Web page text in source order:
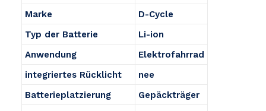
Marke
D-Cycle
Typ der Batterie
Li-ion
Anwendung
Elektrofahrrad
integriertes Rücklicht
nee
Batterieplatzierung
Gepäckträger